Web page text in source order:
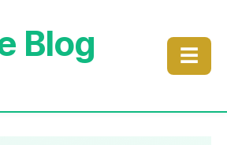
Blog ☰